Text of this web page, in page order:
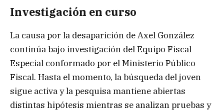
Investigación en curso
La causa por la desaparición de Axel González
continúa bajo investigación del Equipo Fiscal
Especial conformado por el Ministerio Público
Fiscal. Hasta el momento, la búsqueda del joven
sigue activa y la pesquisa mantiene abiertas
distintas hipótesis mientras se analizan pruebas y